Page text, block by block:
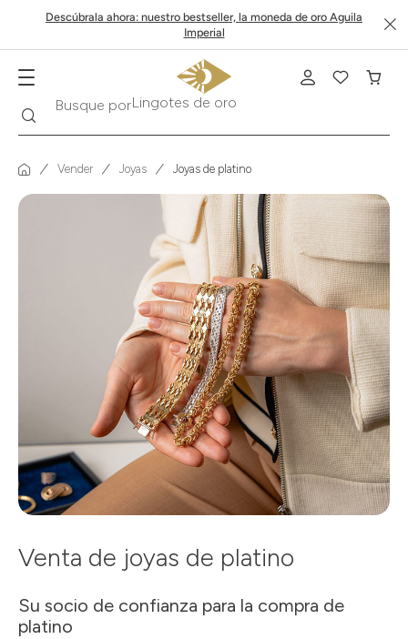
Descúbrala ahora: nuestro bestseller, la moneda de oro Aguila
Imperial
Busque porKrugerrand
Vender Joyas Joyas de platino
Venta de joyas de platino
Su socio de confianza para la compra de
platino